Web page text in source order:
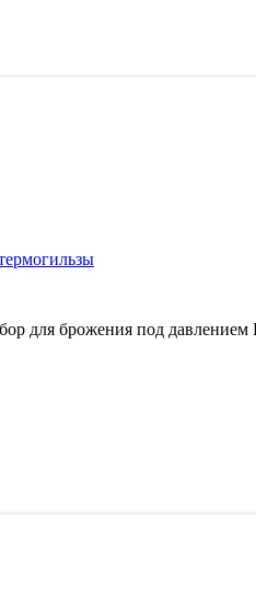
для брожения под давлением